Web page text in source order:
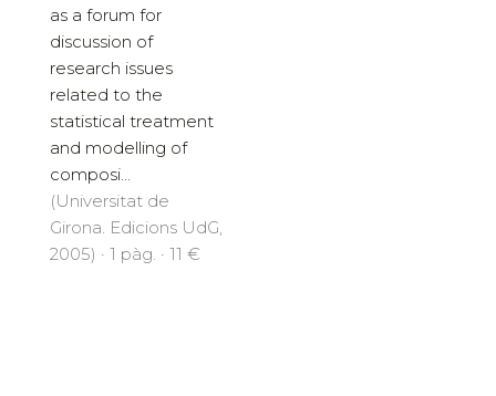
as a forum for
discussion of
research issues
related to the
statistical treatment
and modelling of
composi...
(Universitat de
Girona. Edicions UdG,
2005) · 1 pàg. · 11 €